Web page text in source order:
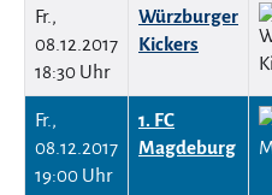
Fr.,
08.12.2017
18:30 Uhr
Würzburger
Kickers
Fr.,
08.12.2017
19:00 Uhr
1. FC
Magdeburg